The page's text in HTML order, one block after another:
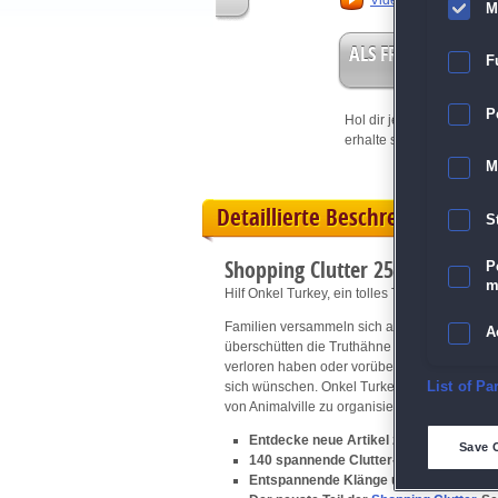
ALS FREISPIEL
Hol dir jetzt deine
erhalte sofort bis zu 15
Detaillierte Beschreibung
Shopping Clutter 25:
Hilf Onkel Turkey, ein tolles Thanksgiving zu
Familien versammeln sich an einem Tisch,
überschütten die Truthähne mit besonderer
verloren haben oder vorübergehend von
sich wünschen. Onkel Turkey ist
von Animalville zu organisieren.
Entdecke neue Artikel zum Thema
140 spannende Clutter-Rätsel und 20
Entspannende Klänge und
List of
Save